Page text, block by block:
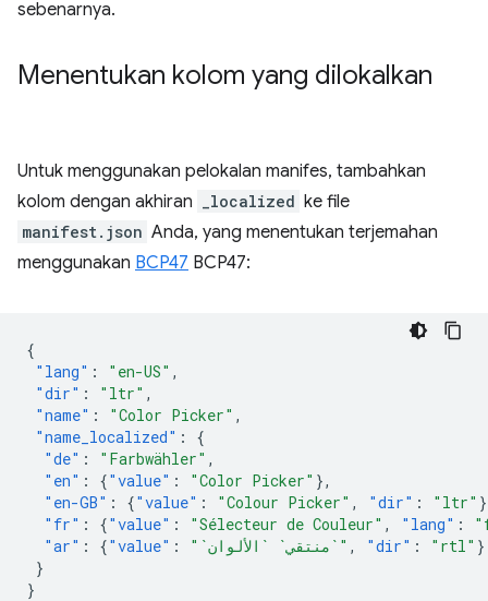
sebenarnya.
Menentukan kolom yang dilokalkan
Untuk menggunakan pelokalan manifes, tambahkan
kolom dengan akhiran
_localized ke file
manifest.json Anda, yang menentukan terjemahan
menggunakan BCP47 BCP47:
{
"lang" : "en-US" ,
"dir" : "ltr" ,
"name" : "Color Picker" ,
"name_localized" :
{
"de" : "Farbwähler" ,
"en" : {"value" : "Color Picker" },
"en-GB" : {"value" : "Colour Picker" , "dir" : "ltr"
"fr" : {"value" : "Sélecteur de Couleur" , "lang" :
"ar" : {"value" : "`منتقي` `الألوان`" , "dir" : "rtl" }
}
}